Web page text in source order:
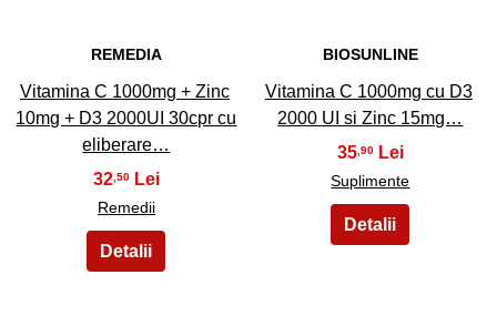
REMEDIA
Vitamina C 1000mg + Zinc
10mg + D3 2000UI 30cpr cu
eliberare…
32 ,50
Remedii
BIOSUNLINE
Vitamina C 1000mg cu D3
2000 UI si Zinc 15mg…
35,90
Suplimente